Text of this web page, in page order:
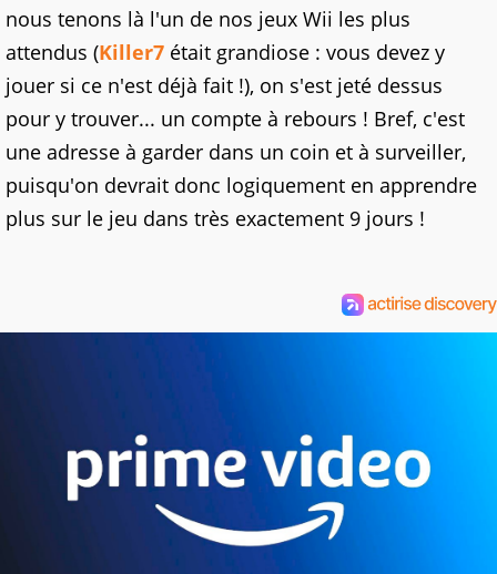
nous tenons là l'un de nos jeux Wii les plus
attendus (Killer7 était grandiose : vous devez y
jouer si ce n'est déjà fait !), on s'est jeté dessus
pour y trouver... un compte à rebours ! Bref, c'est
une adresse à garder dans un coin et à surveiller,
puisqu'on devrait donc logiquement en apprendre
plus sur le jeu dans très exactement 9 jours !